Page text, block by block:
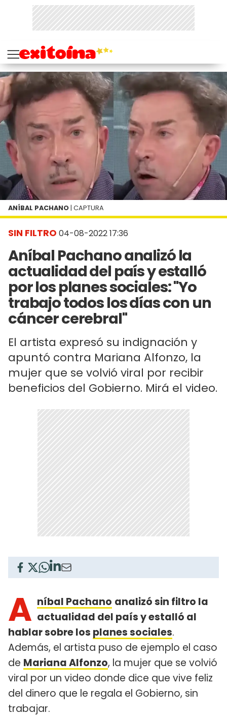
SIN FILTRO 04-08-2022 17:36
Aníbal Pachano analizó la
actualidad del país y estalló
por los planes sociales: "Yo
trabajo todos los días con un
cáncer cerebral"
El artista expresó su indignación y
apuntó contra Mariana Alfonzo, la
mujer que se volvió viral por recibir
beneficios del Gobierno. Mirá el video.
ANÍBAL PACHANO | CAPTURA
A níbal Pachano analizó sin filtro la
actualidad del país y estalló al
hablar sobre los planes sociales.
Además, el artista puso de ejemplo el caso
de Mariana Alfonzo, la mujer que se volvió
viral por un video donde dice que vive feliz
del dinero que le regala el Gobierno, sin
trabajar.